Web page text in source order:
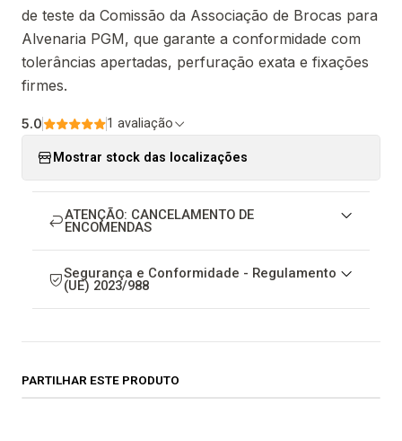
de teste da Comissão da Associação de Brocas para
Alvenaria PGM, que garante a conformidade com
tolerâncias apertadas, perfuração exata e fixações
firmes.
5.0 1 avaliação
Mostrar stock das localizações
ATENÇÃO: CANCELAMENTO DE
ENCOMENDAS
Segurança e Conformidade - Regulamento
(UE) 2023/988
PARTILHAR ESTE PRODUTO